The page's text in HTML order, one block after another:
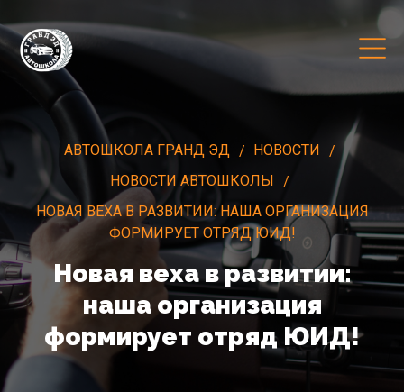
АВТОШКОЛА ГРАНД ЭД
НОВОСТИ
НОВОСТИ АВТОШКОЛЫ
НОВАЯ ВЕХА В РАЗВИТИИ: НАША ОРГАНИЗАЦИЯ
ФОРМИРУЕТ ОТРЯД ЮИД!
Новая веха в развитии:
наша организация
формирует отряд ЮИД!